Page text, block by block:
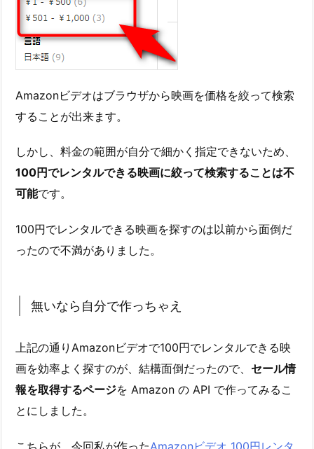
Amazonビデオはブラウザから映画を価格を絞って検索
することが出来ます。
しかし、料金の範囲が自分で細かく指定できないため、
100円でレンタルできる映画に絞って検索することは不
可能です。
100円でレンタルできる映画を探すのは以前から面倒だ
ったので不満がありました。
無いなら自分で作っちゃえ
上記の通りAmazonビデオで100円でレンタルできる映
画を効率よく探すのが、結構面倒だったので、 セール情
報を取得するページを Amazon の API で作ってみるこ
とにしました。